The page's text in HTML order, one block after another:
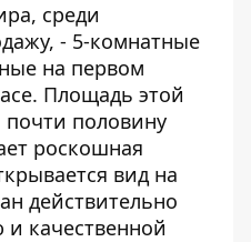
среди
- 5-комнатные
на первом
Площадь этой
половину
роскошная
вид на
действительно
качественной